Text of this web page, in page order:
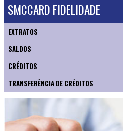
SMCCARD FIDELIDADE
EXTRATOS
SALDOS
CRÉDITOS
TRANSFERÊNCIA DE CRÉDITOS